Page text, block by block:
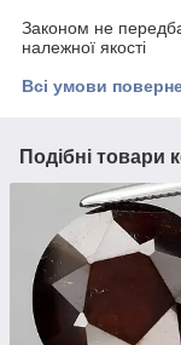
Законом не
належної якості
Всі умови
Подібні товари